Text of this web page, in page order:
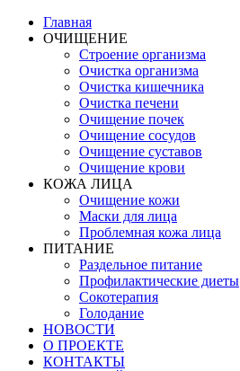
Главная
ОЧИЩЕНИЕ
Строение организма
Очистка организма
Очистка кишечника
Очистка печени
Очищение почек
Очищение сосудов
Очищение суставов
Очищение крови
КОЖА ЛИЦА
Очищение кожи
Маски для лица
Проблемная кожа лица
ПИТАНИЕ
Раздельное питание
Профилактические диеты
Сокотерапия
Голодание
НОВОСТИ
О ПРОЕКТЕ
КОНТАКТЫ